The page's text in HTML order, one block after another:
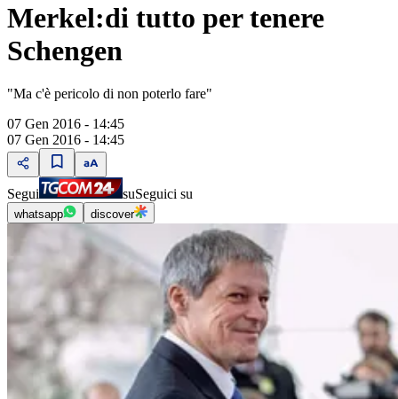
Merkel:di tutto per tenere
Schengen
"Ma c'è pericolo di non poterlo fare"
07 Gen 2016 - 14:45
07 Gen 2016 - 14:45
Segui suSeguici su
whatsapp discover